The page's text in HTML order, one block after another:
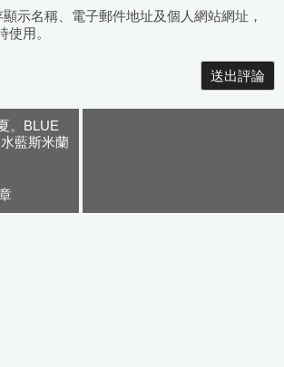
示名稱、電子郵件地址及個人網站網址，
使用。
。BLUE
藍斯米蘭